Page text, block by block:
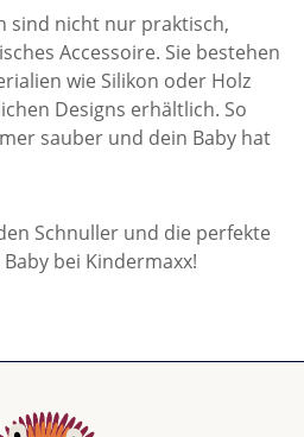
sind nicht nur praktisch,
Accessoire. Sie bestehen
wie Silikon oder Holz
Designs erhältlich. So
sauber und dein Baby hat
Schnuller und die perfekte
bei Kindermaxx!